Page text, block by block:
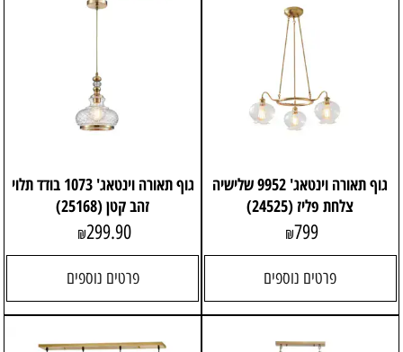
גוף תאורה וינטאג' 9952 שלישיה
צלחת פליז (24525)
₪799
פרטים נוספים
גוף תאורה וינטאג' 1073 בודד תלוי
זהב קטן (25168)
₪299.90
פרטים נוספים